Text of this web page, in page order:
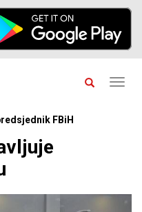
FBiH